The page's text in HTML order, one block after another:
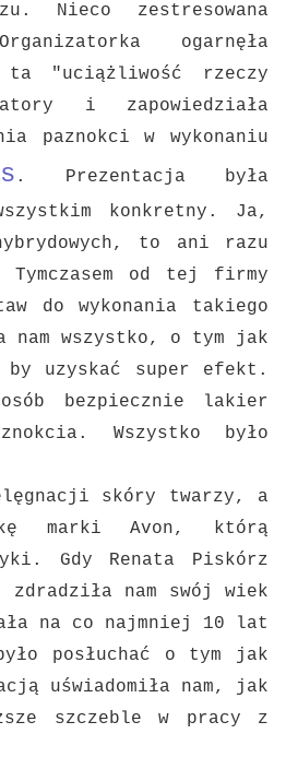
zestresowana
ogarnęła
ta "uciążliwość rzeczy
i zapowiedziała
paznokci w wykonaniu
. Prezentacja była
konkretny. Ja,
to ani razu
Tymczasem od tej firmy
do wykonania takiego
nam wszystko, o tym jak
by uzyskać super efekt.
bezpiecznie lakier
Wszystko było
skóry twarzy, a
markiAvon, którą
Gdy
Renata Piskórz
zdradziła nam swój wiek
na co najmniej 10 lat
posłuchać o tym jak
uświadomiła nam, jak
szczeble w pracy z